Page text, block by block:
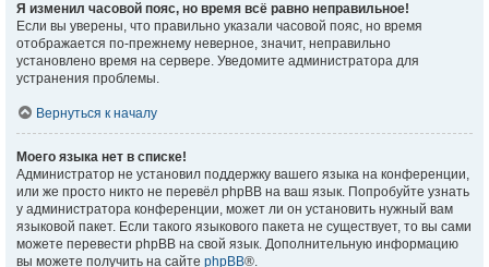
Я изменил часовой пояс, но время всё равно неправильное!
Если вы уверены, что правильно указали часовой пояс, но время
отображается по-прежнему неверное, значит, неправильно
установлено время на сервере. Уведомите администратора для
устранения проблемы.
Вернуться к началу
Моего языка нет в списке!
Администратор не установил поддержку вашего языка на конференции,
или же просто никто не перевёл phpBB на ваш язык. Попробуйте узнать
у администратора конференции, может ли он установить нужный вам
языковой пакет. Если такого языкового пакета не существует, то вы сами
можете перевести phpBB на свой язык. Дополнительную информацию
вы можете получить на сайте phpBB®.